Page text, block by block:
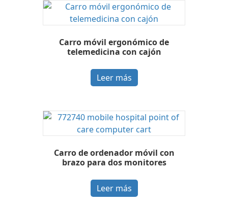
Carro móvil ergonómico de
telemedicina con cajón
Leer más
Carro de ordenador móvil con
brazo para dos monitores
Leer más